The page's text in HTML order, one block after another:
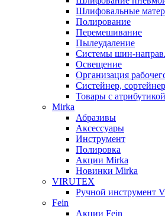
Шлифовальные
Полирование
Перемешивание
Пылеудаление
Системы шин-
Освещение
Организация
Систейнер,
Товары с атрибутикой
Mirka
Абразивы
Аксессуары
Инструмент
Полировка
Акции Mirka
Новинки Mirka
VIRUTEX
Ручной инструмент
Fein
Акции Fein